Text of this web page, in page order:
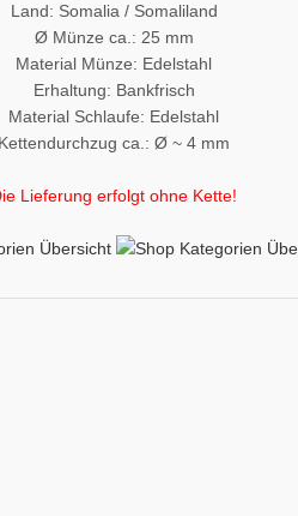
Land: Somalia / Somaliland
Ø Münze ca.: 25 mm
Material Münze: Edelstahl
Erhaltung: Bankfrisch
Material Schlaufe: Edelstahl
Kettendurchzug ca.: Ø ~ 4 mm
Lieferung erfolgt ohne Kette!